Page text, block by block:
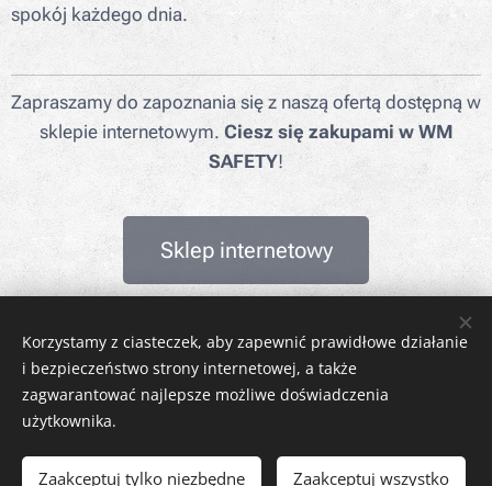
spokój każdego dnia.
Zapraszamy do zapoznania się z naszą ofertą dostępną w
sklepie internetowym. Ciesz się zakupami w WM
SAFETY!
Sklep internetowy
WM SAFETY sp. z o. o.
NIP: 6472611346 • REGON: 540606150 • KRS: 0001148349
Korzystamy z ciasteczek, aby zapewnić prawidłowe działanie
i bezpieczeństwo strony internetowej, a także
zagwarantować najlepsze możliwe doświadczenia
użytkownika.
Zaakceptuj tylko niezbędne Zaakceptuj wszystko